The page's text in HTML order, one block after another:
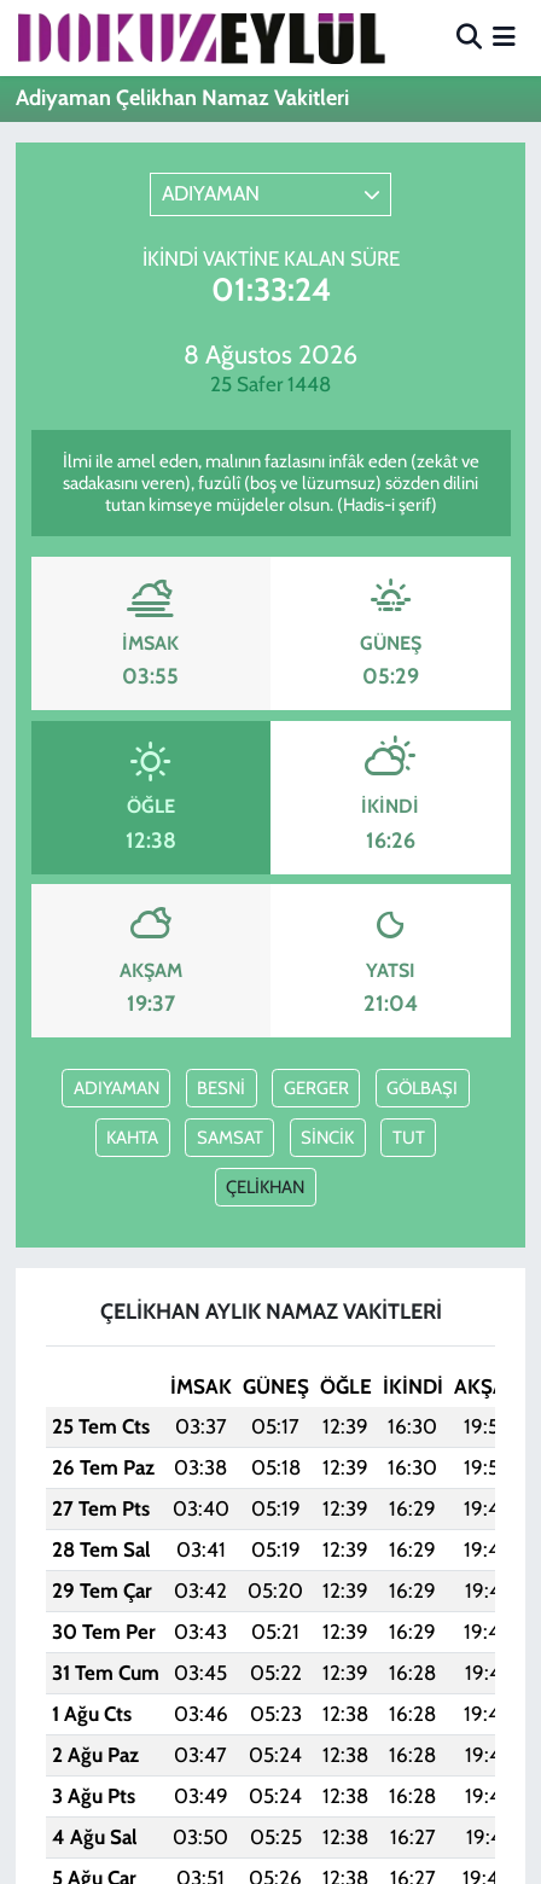
Adiyaman Çelikhan Namaz Vakitleri
ADIYAMAN
İKINDI VAKTINE KALAN SÜRE
01:33:24
8 Ağustos 2026
25 Safer 1448
İlmi ile amel eden, malının fazlasını infâk eden (zekât ve
sadakasını veren), fuzûlî (boş ve lüzumsuz) sözden dilini
tutan kimseye müjdeler olsun. (Hadis-i şerif)
İMSAK
03:55
GÜNEŞ
05:29
ÖĞLE
12:38
İKINDI
16:26
AKŞAM
19:37
YATSI
21:04
ADIYAMAN BESNİ GERGER GÖLBAŞI
KAHTA SAMSAT SİNCİK TUT
ÇELİKHAN
ÇELİKHAN AYLIK NAMAZ VAKITLERI
İMSAK GÜNEŞ ÖĞLE İKINDI AKŞAM
25 Tem Cts
03:37 05:17 12:39 16:30 19:50
26 Tem Paz
03:38 05:18 12:39 16:30 19:50
27 Tem Pts
03:40 05:19 12:39 16:29
19:49
28 Tem Sal
03:41 05:19 12:39 16:29 19:48
29 Tem Çar
03:42 05:20 12:39 16:29 19:47
30 Tem Per
03:43 05:21 12:39 16:29
19:46
31 Tem Cum
03:45 05:22 12:39 16:28 19:45
1 Ağu Cts
03:46 05:23 12:38 16:28 19:44
2 Ağu Paz
03:47 05:24 12:38 16:28
19:43
3 Ağu Pts
03:49 05:24 12:38 16:28
19:42
4 Ağu Sal
03:50 05:25 12:38 16:27 19:41
5 Ağu Çar
03:51 05:26 12:38 16:27 19:40
Hava Durumu
Süper Lig Puan Durumu ve Fikstür